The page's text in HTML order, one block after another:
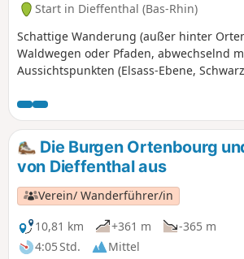
Start in Dieffenthal (Bas-Rhin)
Schattige Wanderung (außer hinter
Waldwegen oder Pfaden, abwechselnd
Aussichtspunkten (Elsass-Ebene,
Die Burgen Ortenbourg
von Dieffenthal aus
Verein/ Wanderführer/in
10,81 km
+361 m
-365 m
4:05 Std.
Mittel